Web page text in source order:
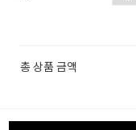
총 상품 금액